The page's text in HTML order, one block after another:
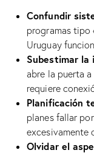
Confundir
programas tipo
Uruguay
Subestimar la
abre la puerta
requiere
Planificación
planes fallar
excesivamente
Olvidar el